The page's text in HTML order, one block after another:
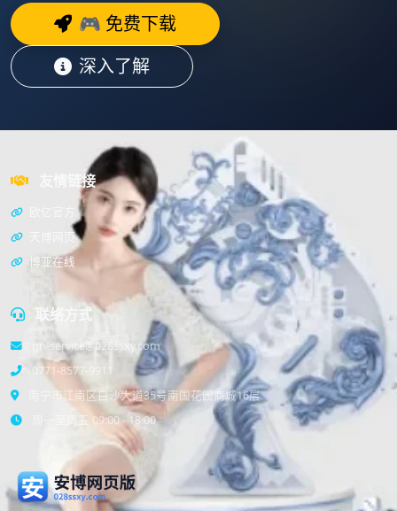
🎮 免费下载
深入了解
友情链接
天博网页
博亚在线
联络方式
nn-service@028ssxy.com
0771-8577-9911
南宁市江南区白沙大道35号南国花园商城16层
周一至周五 09:00 - 18:00